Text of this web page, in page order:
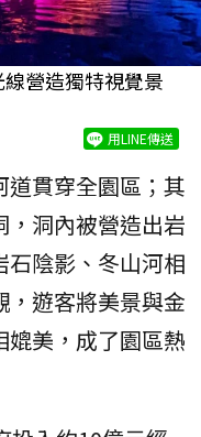
營造獨特視覺景
用LINE傳送
貫穿全園區；其
，洞內被營造出岩
陰影、冬山河相
遊客將美景與金
美，成了園區熱